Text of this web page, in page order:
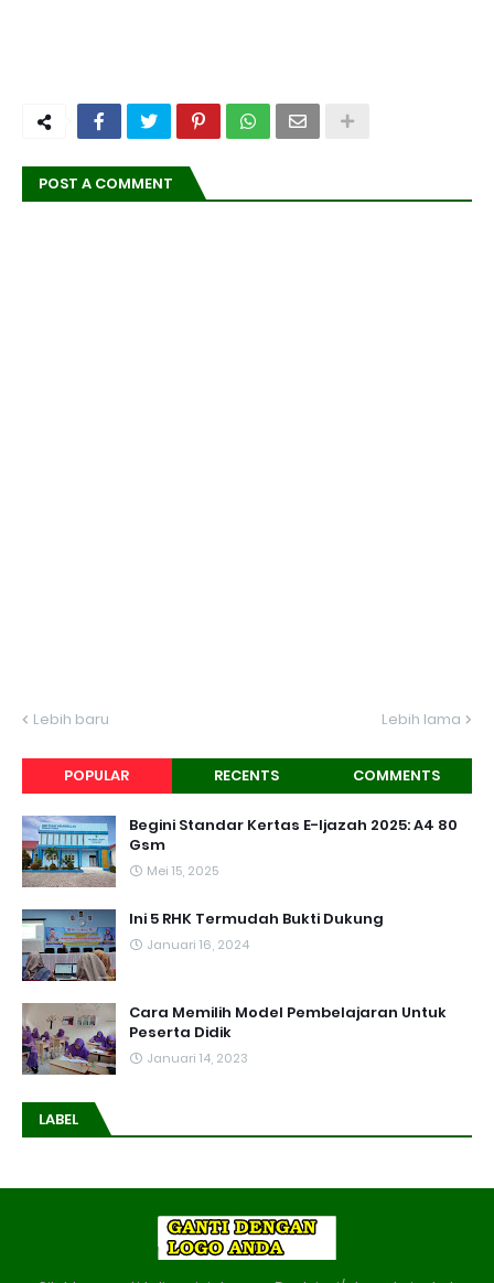
POST A COMMENT
Lebih baru Lebih lama
POPULAR RECENTS COMMENTS
Begini Standar Kertas E-Ijazah 2025: A4 80
Gsm
Mei 15, 2025
Ini 5 RHK Termudah Bukti Dukung
Januari 16, 2024
Cara Memilih Model Pembelajaran Untuk
Peserta Didik
Januari 14, 2023
LABEL